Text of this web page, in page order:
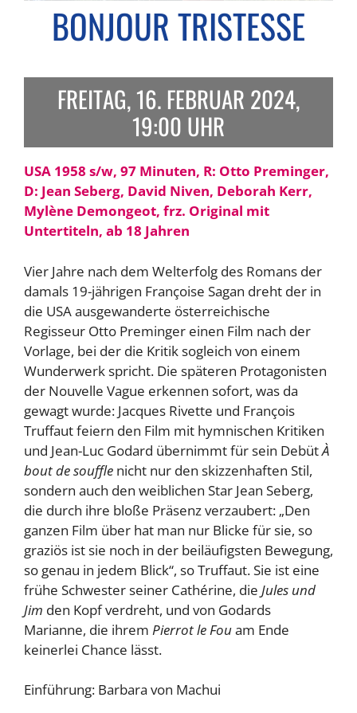
BONJOUR TRISTESSE
FREITAG, 16. FEBRUAR 2024,
19:00 UHR
USA 1958 s/w, 97 Minuten, R: Otto Preminger,
D: Jean Seberg, David Niven, Deborah Kerr,
Mylène Demongeot, frz. Original mit
Untertiteln, ab 18 Jahren
Vier Jahre nach dem Welterfolg des Romans der
damals 19-jährigen Françoise Sagan dreht der in
die USA ausgewanderte österreichische
Regisseur Otto Preminger einen Film nach der
Vorlage, bei der die Kritik sogleich von einem
Wunderwerk spricht. Die späteren Protagonisten
der Nouvelle Vague erkennen sofort, was da
gewagt wurde: Jacques Rivette und François
Truffaut feiern den Film mit hymnischen Kritiken
und Jean-Luc Godard übernimmt für sein DebütÀ
bout de souffle nicht nur den skizzenhaften Stil,
sondern auch den weiblichen Star Jean Seberg,
die durch ihre bloße Präsenz verzaubert: „Den
ganzen Film über hat man nur Blicke für sie, so
graziös ist sie noch in der beiläufigsten Bewegung,
so genau in jedem Blick“, so Truffaut. Sie ist eine
frühe Schwester seiner Cathérine, die Jules und
Jim den Kopf verdreht, und von Godards
Marianne, die ihrem Pierrot le Fouam Ende
keinerlei Chance lässt.
Einführung: Barbara von Machui